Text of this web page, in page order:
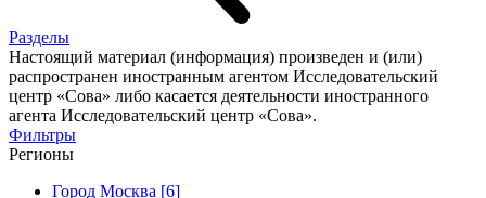
Разделы
Настоящий материал (информация) произведен и (или)
распространен иностранным агентом Исследовательский
центр «Сова» либо касается деятельности иностранного
агента Исследовательский центр «Сова».
Фильтры
Регионы
Город Москва [6]